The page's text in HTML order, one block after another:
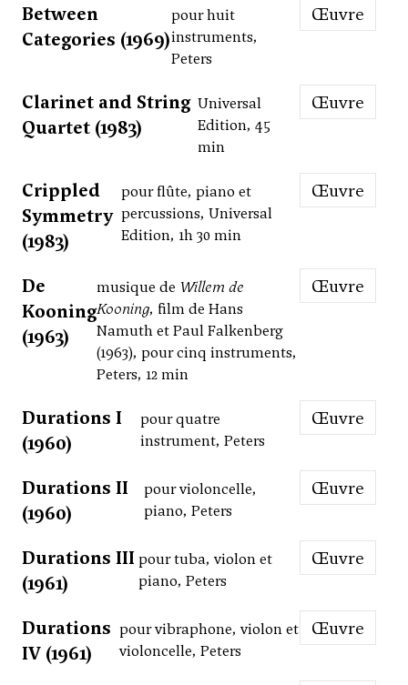
Between
Categories (1969)
pour huit
instruments,
Peters
Œuvre
Clarinet and String
Quartet (1983)
Universal
Edition, 45
min
Œuvre
Crippled
Symmetry
(1983)
pour flûte, piano et
percussions, Universal
Edition, 1h 30 min
Œuvre
De
Kooning
(1963)
musique de Willem de
Kooning, film de Hans
Namuth et Paul Falkenberg
(1963), pour cinq instruments,
Peters, 12 min
Œuvre
Durations I
(1960)
pour quatre
instrument, Peters
Œuvre
Durations II
(1960)
pour violoncelle,
piano, Peters
Œuvre
Durations III
(1961)
pour tuba, violon et
piano, Peters
Œuvre
Durations
IV (1961)
pour vibraphone, violon et
violoncelle, Peters
Œuvre